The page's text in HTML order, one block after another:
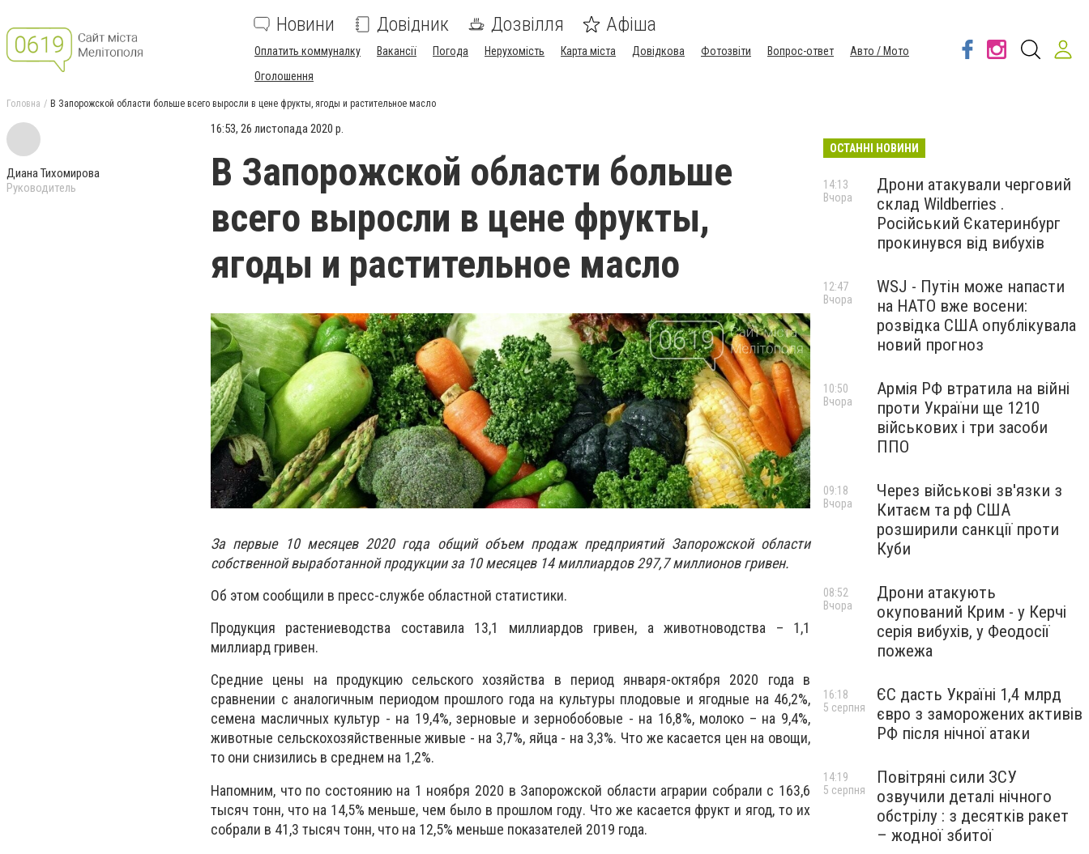
Новини Довідник Дозвілля Афіша
Оплатить коммуналку Вакансії Погода Нерухомість Карта міста Довідкова Фотозвіти Вопрос-ответ
Авто / Мото
Оголошення
Головна В Запорожской области больше всего выросли в цене фрукты, ягоды и растительное масло
Диана Тихомирова
Руководитель
16:53, 26 листопада 2020 р.
В Запорожской области больше
всего выросли в цене фрукты,
ягоды и растительное масло
За первые 10 месяцев 2020 года общий объем продаж предприятий Запорожской области
собственной выработанной продукции за 10 месяцев 14 миллиардов 297,7 миллионов гривен.
Об этом сообщили в пресс-службе областной статистики.
Продукция растениеводства составила 13,1 миллиардов гривен, а животноводства – 1,1
миллиард гривен.
Средние цены на продукцию сельского хозяйства в период января-октября 2020 года в
сравнении с аналогичным периодом прошлого года на культуры плодовые и ягодные на 46,2%,
семена масличных культур - на 19,4%, зерновые и зернобобовые - на 16,8%, молоко – на 9,4%,
животные сельскохозяйственные живые - на 3,7%, яйца - на 3,3%. Что же касается цен на овощи,
то они снизились в среднем на 1,2%.
Напомним, что по состоянию на 1 ноября 2020 в Запорожской области аграрии собрали с 163,6
тысяч тонн, что на 14,5% меньше, чем было в прошлом году. Что же касается фрукт и ягод, то их
собрали в 41,3 тысяч тонн, что на 12,5% меньше показателей 2019 года.
ОСТАННІ НОВИНИ
Дрони атакували черговий
склад Wildberries .
Російський Єкатеринбург
прокинувся від вибухів
14:13
Вчора
WSJ - Путін може напасти
на НАТО вже восени:
розвідка США опублікувала
новий прогноз
12:47
Вчора
Армія РФ втратила на війні
проти України ще 1210
військових і три засоби
ППО
10:50
Вчора
Через військові зв'язки з
Китаєм та рф США
розширили санкції проти
Куби
09:18
Вчора
Дрони атакують
окупований Крим - у Керчі
серія вибухів, у Феодосії
пожежа
08:52
Вчора
ЄС дасть Україні 1,4 млрд
євро з заморожених активів
РФ після нічної атаки
16:18
5 серпня
Повітряні сили ЗСУ
озвучили деталі нічного
обстрілу : з десятків ракет
– жодної збитої
14:19
5 серпня